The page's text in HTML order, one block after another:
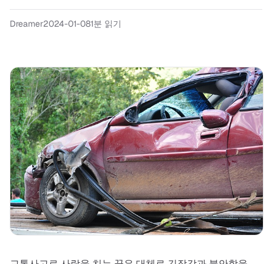
Dreamer2024-01-081분 읽기